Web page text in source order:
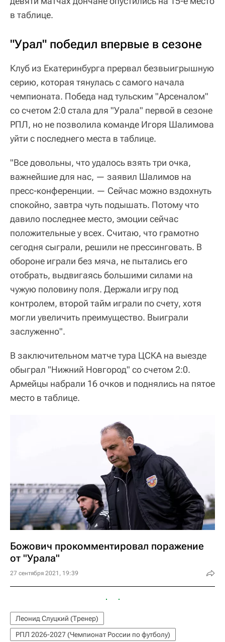
в таблице.
"Урал" победил впервые в сезоне
Клуб из Екатеринбурга прервал безвыигрышную
серию, которая тянулась с самого начала
чемпионата. Победа над тульским "Арсеналом"
со счетом 2:0 стала для "Урала" первой в сезоне
РПЛ, но не позволила команде Игоря Шалимова
уйти с последнего места в таблице.
"Все довольны, что удалось взять три очка,
важнейшие для нас, — заявил Шалимов на
пресс-конференции. — Сейчас можно вздохнуть
спокойно, завтра чуть подышать. Потому что
давило последнее место, эмоции сейчас
положительные у всех. Считаю, что грамотно
сегодня сыграли, решили не прессинговать. В
обороне играли без мяча, не пытались его
отобрать, выдвигаясь большими силами на
чужую половину поля. Держали игру под
контролем, второй тайм играли по счету, хотя
могли увеличить преимущество. Выиграли
заслуженно".
В заключительном матче тура ЦСКА на выезде
обыграл "Нижний Новгород" со счетом 2:0.
Армейцы набрали 16 очков и поднялись на пятое
место в таблице.
Божович прокомментировал поражение
от "Урала"
27 сентября 2021, 19:39
Леонид Слуцкий (Тренер)
РПЛ 2026-2027 (Чемпионат России по футболу)